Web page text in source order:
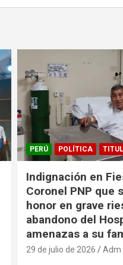
PERÚ POLÍTICA
Indignación en
Coronel PNP que
honor en grave
abandono del
amenazas a su
29 de julio de 2026 Adm